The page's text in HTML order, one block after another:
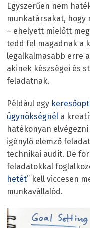
Egyszerűen nem
munkatársakat, hogy
– ehelyett mielőtt
tedd fel magadnak a
legalkalmasabb erre
akinek készségei és
feladatnak.
Például egy
ügynökségnél a
hatékonyan
igénylő elemző
technikai audit. De
feladatokkal
hetét” kell viccesen
munkavállalód.